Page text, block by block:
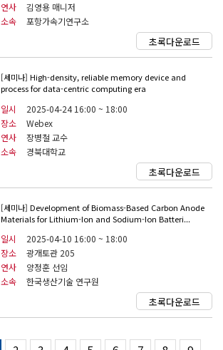
연사
김영용 매니저
소속
포항가속기연구소
초록다운로드
[세미나] High-density, reliable memory device and
process for data-centric computing era
일시
2025-04-24 16:00 ~ 18:00
장소
Webex
연사
장병철 교수
소속
경북대학교
초록다운로드
[세미나] Development of Biomass-Based Carbon Anode
Materials for Lithium-Ion and Sodium-Ion Batteri...
일시
2025-04-10 16:00 ~ 18:00
장소
광개토관 205
연사
양정훈 선임
소속
한국생산기술 연구원
초록다운로드